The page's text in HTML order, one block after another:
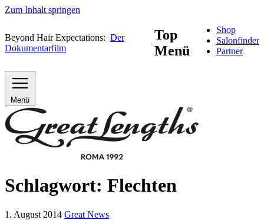
Zum Inhalt springen
Beyond Hair Expectations: Der
Dokumentarfilm
Top
Menü
Shop
Salonfinder
Partner
Menü
Schlagwort: Flechten
1. August 2014 Great News